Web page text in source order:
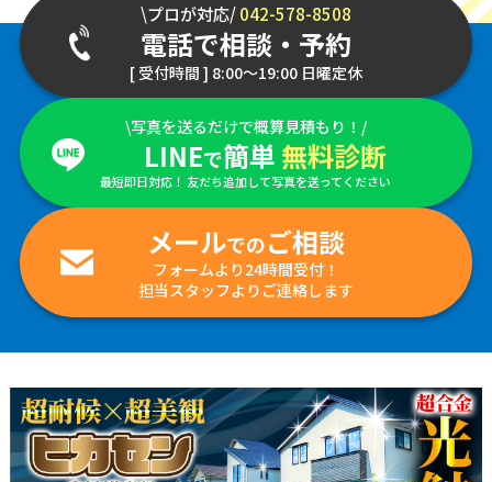
\プロが対応/042-578-8508
電話で相談・予約
[ 受付時間 ] 8:00～19:00 日曜定休
\写真を送るだけで概算見積もり！/
LINEで簡単 無料診断
最短即日対応！ 友だち追加して写真を送ってください
メールでのご相談
フォームより24時間受付！
担当スタッフよりご連絡します